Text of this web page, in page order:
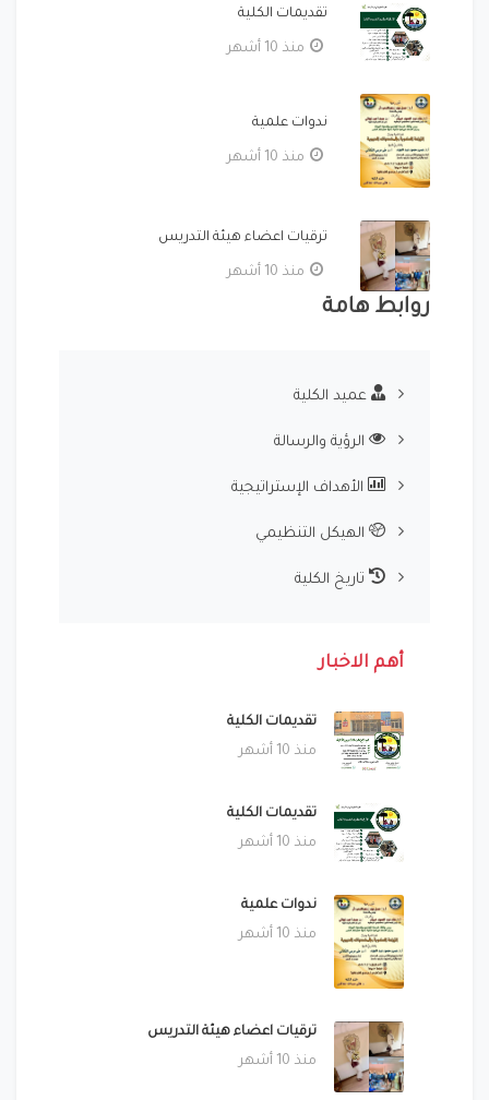
تقديمات الكلية
منذ 10 أشهر
ندوات علمية
منذ 10 أشهر
ترقيات اعضاء هيئة التدريس
منذ 10 أشهر
روابط هامة
عميد الكلية
الرؤية والرسالة
الأهداف الإستراتيجية
الهيكل التنظيمي
تاريخ الكلية
أهم الاخبار
تقديمات الكلية
منذ 10 أشهر
تقديمات الكلية
منذ 10 أشهر
ندوات علمية
منذ 10 أشهر
ترقيات اعضاء هيئة التدريس
منذ 10 أشهر